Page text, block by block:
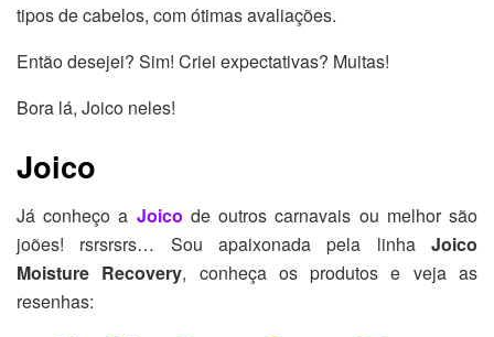
tipos de cabelos, com ótimas avaliações.
Então desejei? Sim! Criei expectativas? Muitas!
Bora lá, Joico neles!
Joico
Já conheço a Joico de outros carnavais ou melhor são
joões! rsrsrsrs… Sou apaixonada pela linha Joico
Moisture Recovery, conheça os produtos e veja as
resenhas: